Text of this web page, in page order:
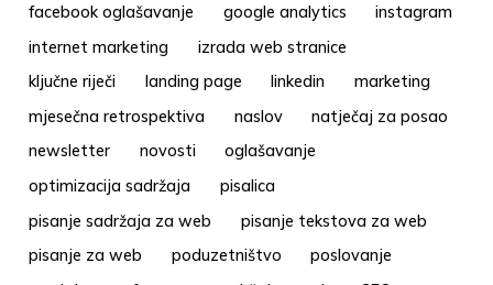
facebook oglašavanje
google analytics
instagram
internet marketing
izrada web stranice
ključne riječi
landing page linkedin
marketing
mjesečna retrospektiva
naslov
natječaj za posao
newsletter
novosti
oglašavanje
optimizacija sadržaja
pisalica
pisanje sadržaja za web
pisanje tekstova za web
pisanje za web
poduzetništvo
poslovanje